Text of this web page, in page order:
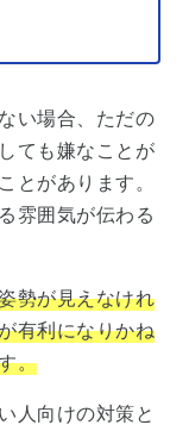
い場合、ただの
ても嫌なことが
とがあります。
雰囲気が伝わる
勢が見えなけれ
有利になりかね
。
人向けの対策と